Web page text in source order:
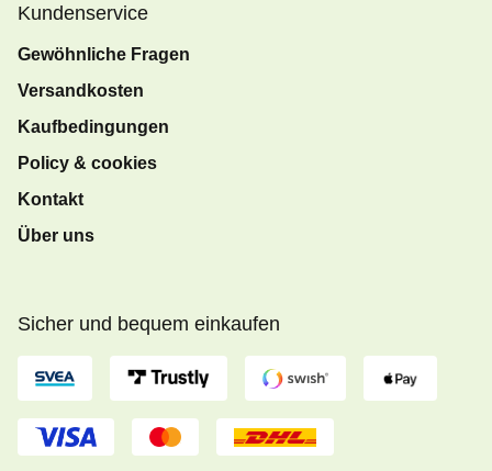
Kundenservice
Gewöhnliche Fragen
Versandkosten
Kaufbedingungen
Policy & cookies
Kontakt
Über uns
Sicher und bequem einkaufen